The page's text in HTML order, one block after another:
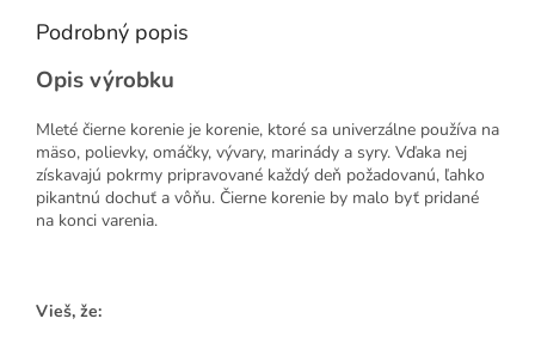
Podrobný popis
Opis výrobku
Mleté čierne korenie je korenie, ktoré sa univerzálne používa na
mäso, polievky, omáčky, vývary, marinády a syry. Vďaka nej
získavajú pokrmy pripravované každý deň požadovanú, ľahko
pikantnú dochuť a vôňu. Čierne korenie by malo byť pridané
na konci varenia.
Vieš, že: